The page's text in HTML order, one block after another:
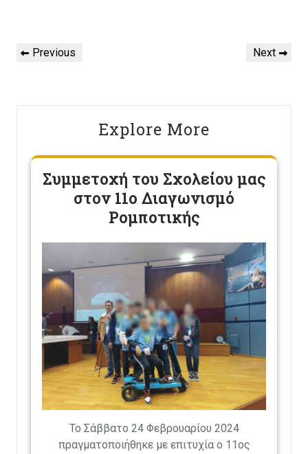
Πλοήγηση
άρθρων
Previous
Previous
Next
Next
Explore More
Συμμετοχή του Σχολείου μας
στον 11ο Διαγωνισμό
Ρομποτικής
Το Σάββατο 24 Φεβρουαρίου 2024
πραγματοποιήθηκε με επιτυχία ο 11ος